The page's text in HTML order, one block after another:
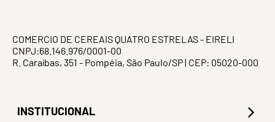
COMERCIO DE CEREAIS QUATRO ESTRELAS - EIRELI
CNPJ:68.146.976/0001-00
R. Caraíbas, 351 - Pompéia, São Paulo/SP | CEP: 05020-000
INSTITUCIONAL